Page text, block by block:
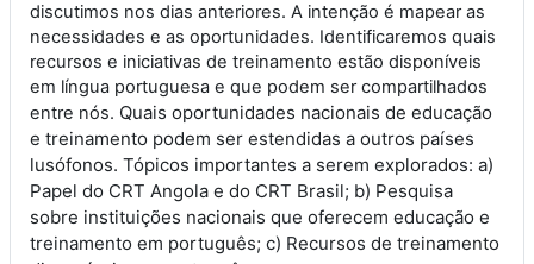
discutimos nos dias anteriores. A intenção é mapear as
necessidades e as oportunidades. Identificaremos quais
recursos e iniciativas de treinamento estão disponíveis
em língua portuguesa e que podem ser compartilhados
entre nós. Quais oportunidades nacionais de educação
e treinamento podem ser estendidas a outros países
lusófonos. Tópicos importantes a serem explorados: a)
Papel do CRT Angola e do CRT Brasil; b) Pesquisa
sobre instituições nacionais que oferecem educação e
treinamento em português; c) Recursos de treinamento